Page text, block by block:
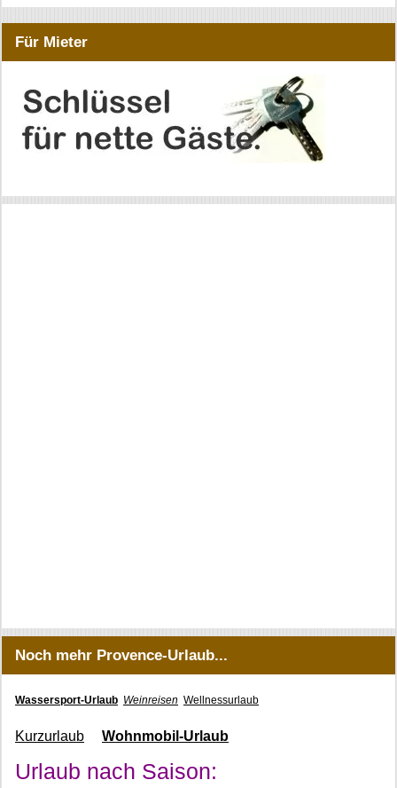
Für Mieter
Noch mehr Provence-Urlaub...
Wassersport-Urlaub Weinreisen Wellnessurlaub
Kurzurlaub Wohnmobil-Urlaub
Urlaub nach Saison: